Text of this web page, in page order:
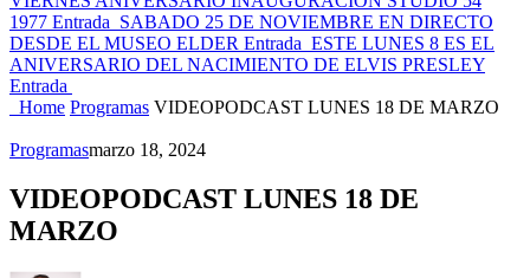
1977 Entrada SABADO 25 DE NOVIEMBRE EN DIRECTO
DESDE EL MUSEO ELDER Entrada ESTE LUNES 8 ES EL
ANIVERSARIO DEL NACIMIENTO DE ELVIS PRESLEY
Entrada
Home Programas VIDEOPODCAST LUNES 18 DE MARZO
Programasmarzo 18, 2024
VIDEOPODCAST LUNES 18 DE
MARZO